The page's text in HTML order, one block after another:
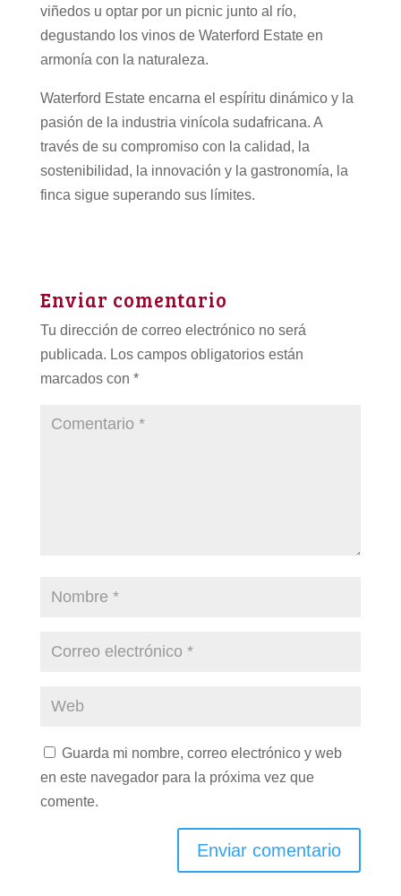
viñedos u optar por un picnic junto al río,
degustando los vinos de Waterford Estate en
armonía con la naturaleza.
Waterford Estate encarna el espíritu dinámico y la
pasión de la industria vinícola sudafricana. A
través de su compromiso con la calidad, la
sostenibilidad, la innovación y la gastronomía, la
finca sigue superando sus límites.
Enviar comentario
Tu dirección de correo electrónico no será
publicada. Los campos obligatorios están
marcados con *
Guarda mi nombre, correo electrónico y web
en este navegador para la próxima vez que
comente.